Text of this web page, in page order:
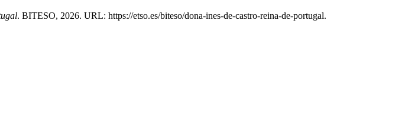
. BITESO, 2026. URL: https://etso.es/biteso/dona-ines-de-castro-reina-de-portugal.